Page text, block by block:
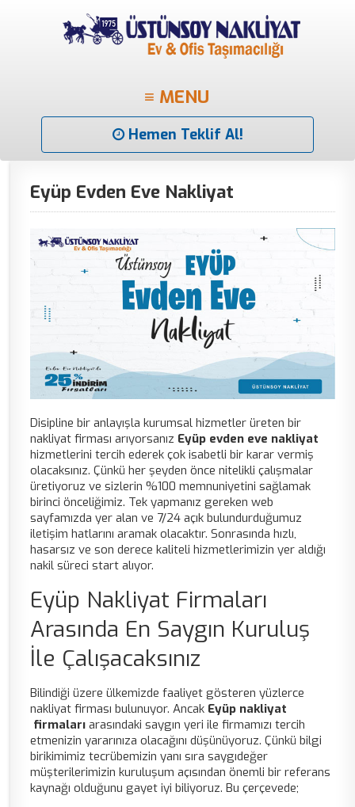
≡ MENU
Hemen Teklif Al!
Eyüp Evden Eve Nakliyat
Disipline bir anlayışla kurumsal hizmetler üreten bir
nakliyat firması arıyorsanız Eyüp evden eve nakliyat
hizmetlerini tercih ederek çok isabetli bir karar vermiş
olacaksınız. Çünkü her şeyden önce nitelikli çalışmalar
üretiyoruz ve sizlerin %100 memnuniyetini sağlamak
birinci önceliğimiz. Tek yapmanız gereken web
sayfamızda yer alan ve 7/24 açık bulundurduğumuz
iletişim hatlarını aramak olacaktır. Sonrasında hızlı,
hasarsız ve son derece kaliteli hizmetlerimizin yer aldığı
nakil süreci start alıyor.
Eyüp Nakliyat Firmaları
Arasında En Saygın Kuruluş
İle Çalışacaksınız
Bilindiği üzere ülkemizde faaliyet gösteren yüzlerce
nakliyat firması bulunuyor. Ancak Eyüp nakliyat
firmalarıarasındaki saygın yeri ile firmamızı tercih
etmenizin yararınıza olacağını düşünüyoruz. Çünkü bilgi
birikimimiz tecrübemizin yanı sıra saygıdeğer
müşterilerimizin kuruluşum açısından önemli bir referans
kaynağı olduğunu gayet iyi biliyoruz. Bu çerçevede;